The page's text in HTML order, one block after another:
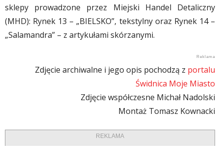
sklepy prowadzone przez Miejski Handel Detaliczny
(MHD): Rynek 13 – „BIELSKO”, tekstylny oraz Rynek 14 –
„Salamandra” – z artykułami skórzanymi.
Zdjęcie archiwalne i jego opis pochodzą z portalu
Świdnica Moje Miasto
Zdjęcie współczesne Michał Nadolski
Montaż Tomasz Kownacki
REKLAMA